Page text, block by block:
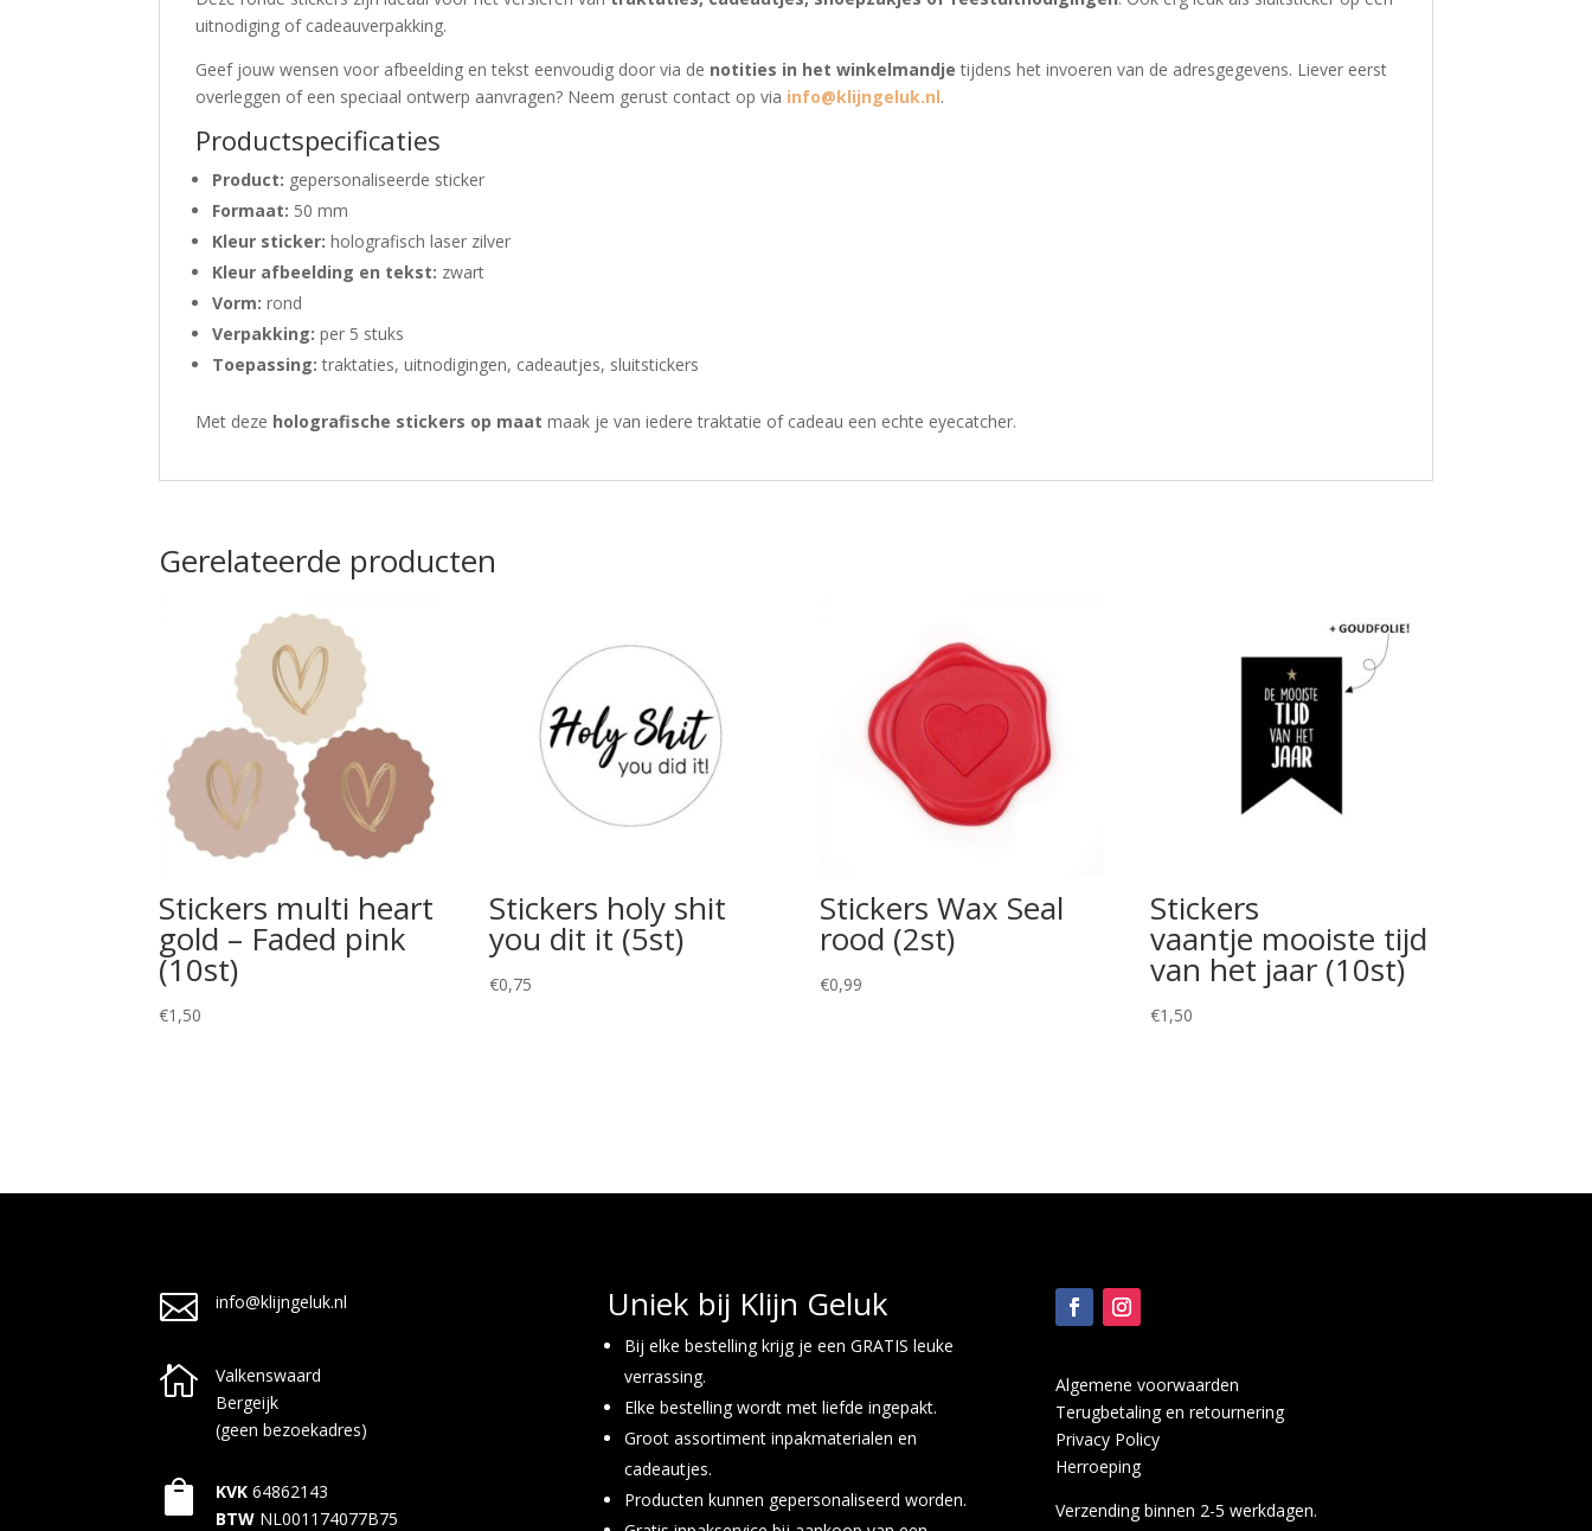
uitnodiging of cadeauverpakking.
Geef jouw wensen voor afbeelding en tekst eenvoudig door via de notities in het winkelmandje tijdens het invoeren van de adresgegevens. Liever eerst
overleggen of een speciaal ontwerp aanvragen? Neem gerust contact op via info@klijngeluk.nl.
Productspecificaties
Product: gepersonaliseerde sticker
Formaat: 50 mm
Kleur sticker: holografisch laser zilver
Kleur afbeelding en tekst: zwart
Vorm: rond
Verpakking: per 5 stuks
Toepassing: traktaties, uitnodigingen, cadeautjes, sluitstickers
Met deze holografische stickers op maat maak je van iedere traktatie of cadeau een echte eyecatcher.
Gerelateerde producten
Stickers multi heart
gold – Faded pink
(10st)
€1,50
Stickers holy shit
you dit it (5st)
€0,75
Stickers Wax Seal
rood (2st)
€0,99
Stickers
vaantje mooiste tijd
van het jaar (10st)
€1,50
 info@klijngeluk.nl

Valkenswaard
Bergeijk
(geen bezoekadres)
 KVK 64862143
BTW NL001174077B75
Uniek bij Klijn Geluk
Bij elke bestelling krijg je een GRATIS leuke
verrassing.
Elke bestelling wordt met liefde ingepakt.
Groot assortiment inpakmaterialen en
cadeautjes.
Producten kunnen gepersonaliseerd worden.
Algemene voorwaarden
Terugbetaling en retournering
Privacy Policy
Herroeping
Verzending binnen 2-5 werkdagen.